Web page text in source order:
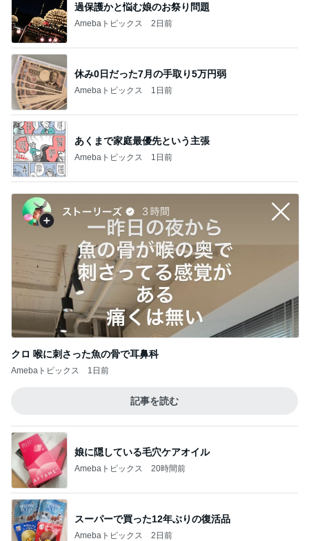
過保護かと悩む娘のお祭り問題
Amebaトピックス 2日前
休み0日だった7月の手取り5万円弱
Amebaトピックス 1日前
あくまで家庭最優先という主張
Amebaトピックス 1日前
クロ 喉に刺さった魚の骨で耳鼻科
Amebaトピックス 1日前
記事を読む
娘に隠している毛穴ケアオイル
Amebaトピックス 20時間前
スーパーで買った12年ぶりの復活品
Amebaトピックス 2日前